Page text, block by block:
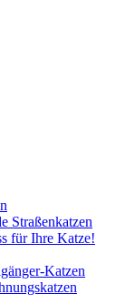
Straßenkatzen
für Ihre Katze!
Katzen